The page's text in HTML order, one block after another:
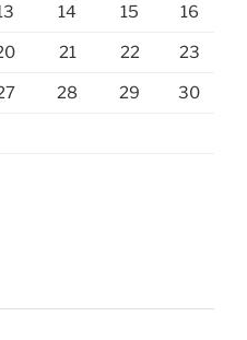
14 15 16
21 22 23
28 29 30